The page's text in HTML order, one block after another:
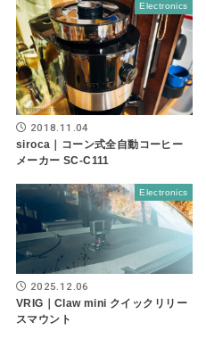
Electronics
2018.11.04
siroca｜コーン式全自動コーヒー
メーカー SC-C111
Electronics
2025.12.06
VRIG｜Claw mini クイックリリー
スマウント